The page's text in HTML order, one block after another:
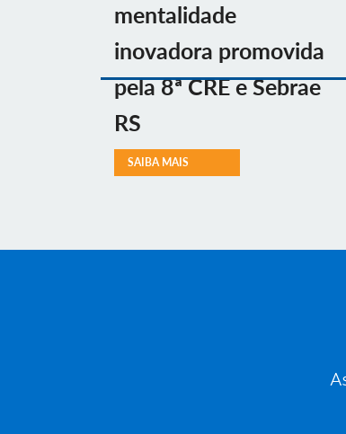
mentalidade
inovadora promovida
pela 8ª CRE e Sebrae
RS
SAIBA MAIS